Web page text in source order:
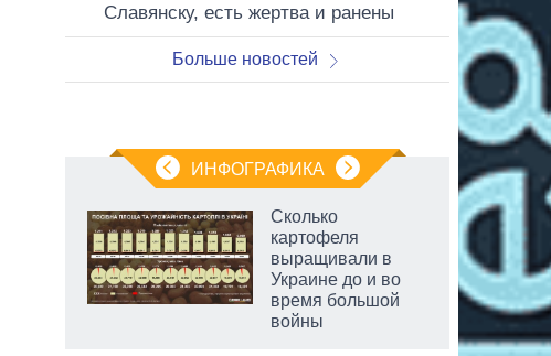
Славянску, есть жертва и ранены
Больше новостей
ИНФОГРАФИКА
Сколько
картофеля
выращивали в
Украине до и во
время большой
войны